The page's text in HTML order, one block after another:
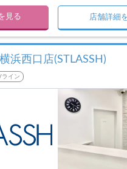
見る 店舗詳細
浜西口店(STLASSH)
ライン